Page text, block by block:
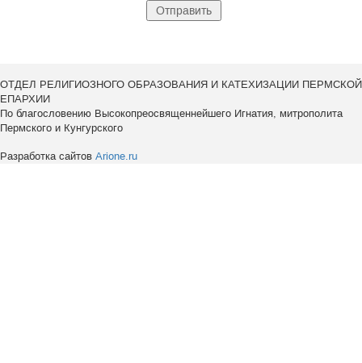
ОТДЕЛ РЕЛИГИОЗНОГО ОБРАЗОВАНИЯ И КАТЕХИЗАЦИИ ПЕРМСКОЙ
ЕПАРХИИ
По благословению Высокопреосвященнейшего Игнатия, митрополита
Пермского и Кунгурского
Разработка сайтов Arione.ru